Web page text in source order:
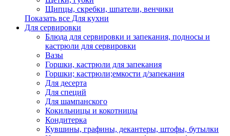
Щипцы, скребки, шпатели, венчики
Показать все Для кухни
Для сервировки
Блюда для сервировки и запекания, подносы и
кастрюли для сервировки
Вазы
Горшки, кастрюли для запекания
Горшки; кастрюли;емкости д/запекания
Для десерта
Для специй
Для шампанского
Кокильницы и кокотницы
Кондитерка
Кувшины, графины, декантеры, штофы, бутылки